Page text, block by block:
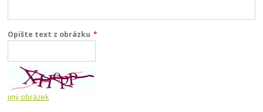
Opište text z obrázku *
jiný obrázek